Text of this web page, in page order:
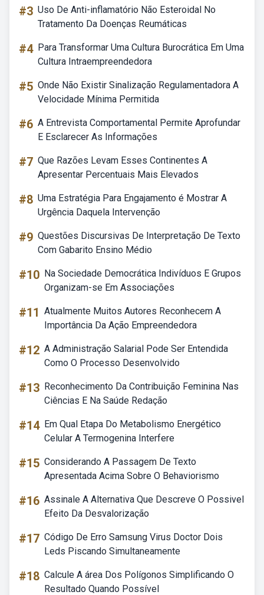
#3 Uso De Anti-inflamatório Não Esteroidal No
Tratamento Da Doenças Reumáticas
#4 Para Transformar Uma Cultura Burocrática Em Uma
Cultura Intraempreendedora
#5 Onde Não Existir Sinalização Regulamentadora A
Velocidade Mínima Permitida
#6 A Entrevista Comportamental Permite Aprofundar
E Esclarecer As Informações
#7 Que Razões Levam Esses Continentes A
Apresentar Percentuais Mais Elevados
#8 Uma Estratégia Para Engajamento é Mostrar A
Urgência Daquela Intervenção
#9 Questões Discursivas De Interpretação De Texto
Com Gabarito Ensino Médio
#10 Na Sociedade Democrática Indivíduos E Grupos
Organizam-se Em Associações
#11 Atualmente Muitos Autores Reconhecem A
Importância Da Ação Empreendedora
#12 A Administração Salarial Pode Ser Entendida
Como O Processo Desenvolvido
#13 Reconhecimento Da Contribuição Feminina Nas
Ciências E Na Saúde Redação
#14 Em Qual Etapa Do Metabolismo Energético
Celular A Termogenina Interfere
#15 Considerando A Passagem De Texto
Apresentada Acima Sobre O Behaviorismo
#16 Assinale A Alternativa Que Descreve O Possivel
Efeito Da Desvalorização
#17 Código De Erro Samsung Virus Doctor Dois
Leds Piscando Simultaneamente
#18 Calcule A área Dos Polígonos Simplificando O
Resultado Quando Possível